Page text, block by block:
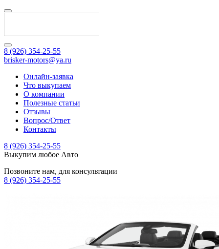
8 (926) 354-25-55
brisker-motors@ya.ru
Онлайн-заявка
Что выкупаем
О компании
Полезные статьи
Отзывы
Вопрос/Ответ
Контакты
8 (926) 354-25-55
Выкупим любое Авто
Позвоните нам, для консультации
8 (926) 354-25-55